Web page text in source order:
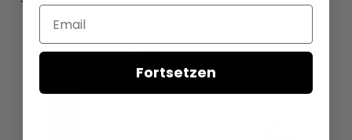
Email
Fortsetzen